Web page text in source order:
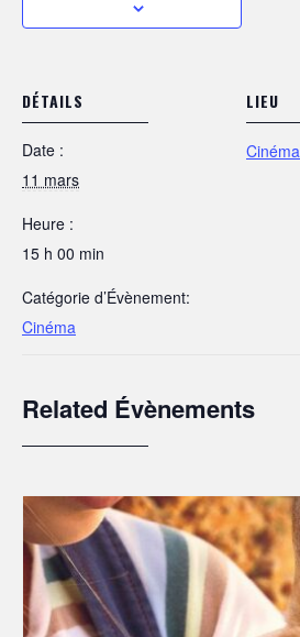
DÉTAILS
Date :
11 mars
Heure :
15 h 00 min
Catégorie d’Évènement:
Cinéma
LIEU
Cinéma
Related Évènements